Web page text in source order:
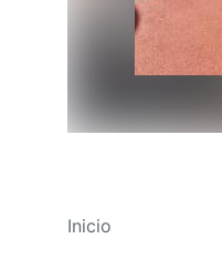
Inicio